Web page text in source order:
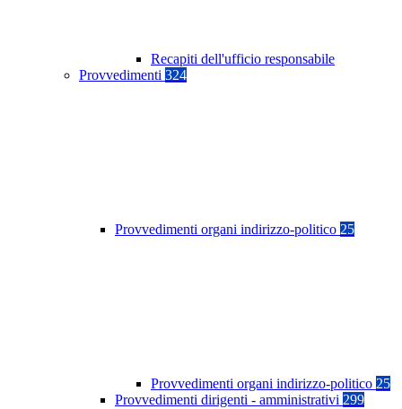
Recapiti dell'ufficio responsabile
Provvedimenti 324
Provvedimenti organi indirizzo-politico 25
Provvedimenti organi indirizzo-politico 25
Provvedimenti dirigenti - amministrativi 299